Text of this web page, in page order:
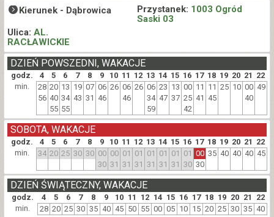
Kierunek - Dąbrowica Przystanek: 1003 Ogród
Saski 03
Ulica: AL.
RACŁAWICKIE
godz. 4 5 6 7 8 9 10 11 12 13 14 15 16 17 18 19 20 21 22
DZIEŃ POWSZEDNI, WAKACJE
min.
28
56
20
40
55
13
34
55
19
43
07
31
06
46
26 06
46
26 06
34
59
23
47
13
37
00
25
42
11
41
11
45
25 10 00
40
49
godz. 4 5 6 7 8 9 10 11 12 13 14 15 16 17 18 19 20 21 22
SOBOTA, WAKACJE
min. 34 20 25 30 30 00
30
00
31
01
31
01
31
01
31
01
31
01
31
01
30
00
30
35 40 40 40 45
godz. 4 5 6 7 8 9 10 11 12 14 15 16 17 18 19 20 21 22
DZIEŃ ŚWIĄTECZNY, WAKACJE
min. 28 20 25 30 35 40 45 50 55 00 05 10 15 20 25 30 35 40